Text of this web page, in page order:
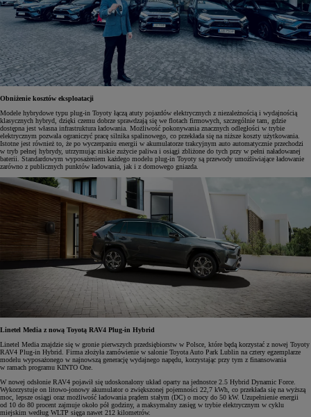
Obniżenie kosztów eksploatacji
Modele hybrydowe typu plug-in Toyoty łączą atuty pojazdów elektrycznych z niezależnością i wydajnością
klasycznych hybryd, dzięki czemu dobrze sprawdzają się we flotach firmowych, szczególnie tam, gdzie
dostępna jest własna infrastruktura ładowania. Możliwość pokonywania znacznych odległości w trybie
elektrycznym pozwala ograniczyć pracę silnika spalinowego, co przekłada się na niższe koszty użytkowania.
Istotne jest również to, że po wyczerpaniu energii w akumulatorze trakcyjnym auto automatycznie przechodzi
w tryb pełnej hybrydy, utrzymując niskie zużycie paliwa i osiągi zbliżone do tych przy w pełni naładowanej
baterii. Standardowym wyposażeniem każdego modelu plug-in Toyoty są przewody umożliwiające ładowanie
zarówno z publicznych punktów ładowania, jak i z domowego gniazda.
Linetel Media z nową Toyotą RAV4 Plug-in Hybrid
Linetel Media znajdzie się w gronie pierwszych przedsiębiorstw w Polsce, które będą korzystać z nowej Toyoty
RAV4 Plug-in Hybrid. Firma złożyła zamówienie w salonie Toyota Auto Park Lublin na cztery egzemplarze
modelu wyposażonego w najnowszą generację wydajnego napędu, korzystając przy tym z finansowania
w ramach programu KINTO One.
W nowej odsłonie RAV4 pojawił się udoskonalony układ oparty na jednostce 2.5 Hybrid Dynamic Force.
Wykorzystuje on litowo-jonowy akumulator o zwiększonej pojemności 22,7 kWh, co przekłada się na wyższą
moc, lepsze osiągi oraz możliwość ładowania prądem stałym (DC) o mocy do 50 kW. Uzupełnienie energii
od 10 do 80 procent zajmuje około pół godziny, a maksymalny zasięg w trybie elektrycznym w cyklu
miejskim według WLTP sięga nawet 212 kilometrów.